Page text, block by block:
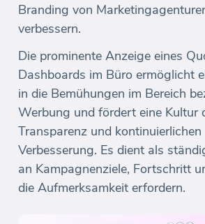
Branding von
verbessern.
Die prominente Anzeige eines
Dashboards im Büro ermöglicht
in die Bemühungen im Bereich
Werbung und fördert eine Kultur
Transparenz und kontinuierlichen
Verbesserung. Es dient als
an Kampagnenziele, Fortschritt
die Aufmerksamkeit erfordern.